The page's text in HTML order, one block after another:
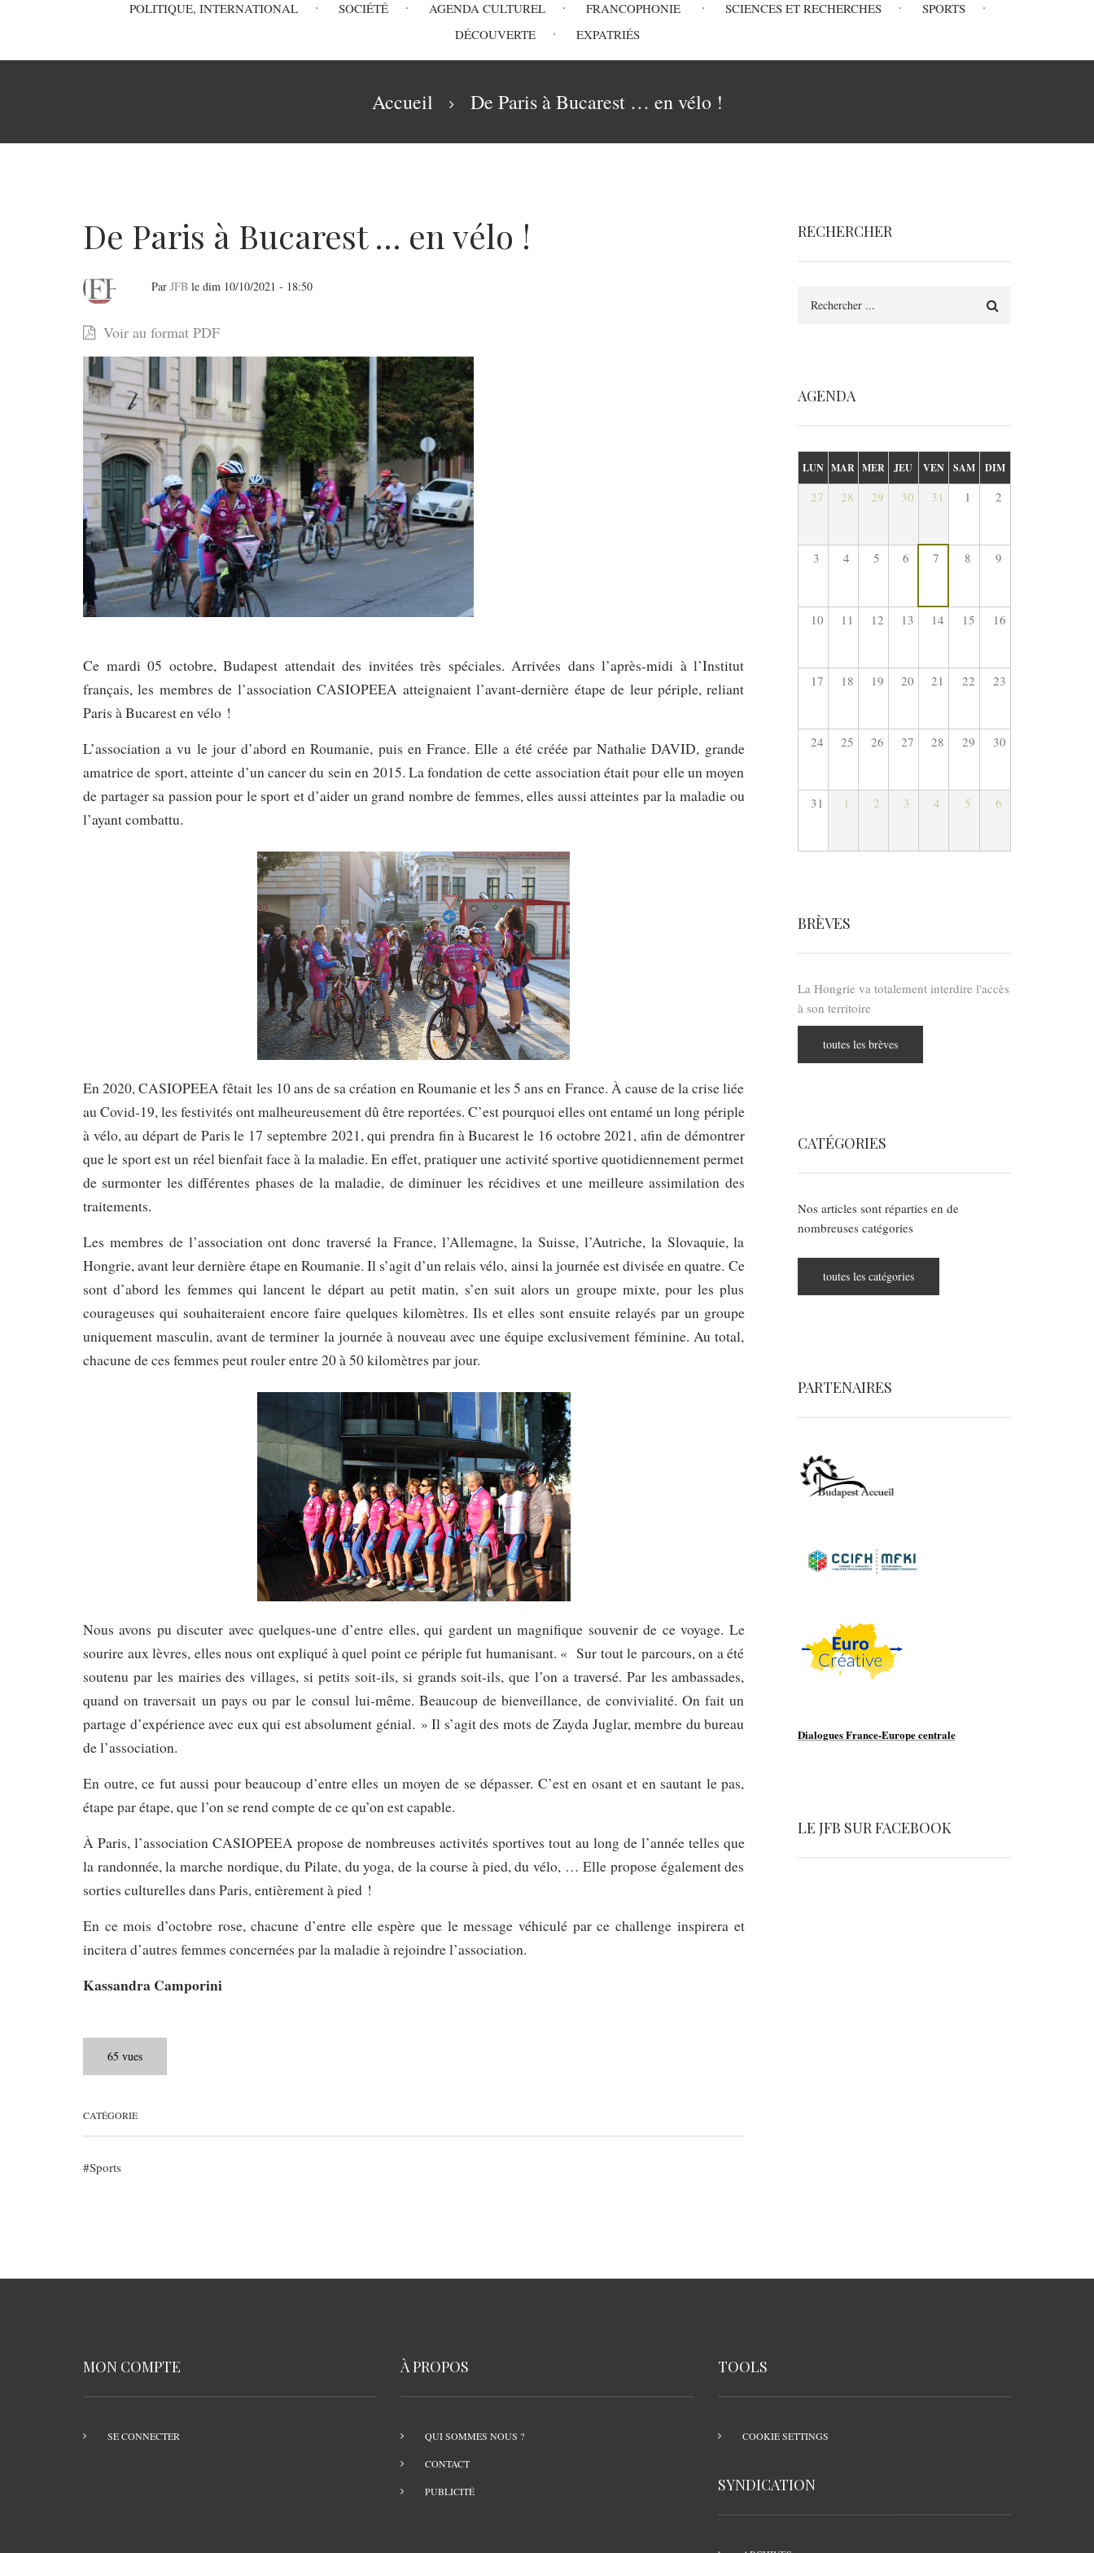
MainPOLITIQUE, INTERNATIONAL SOCIÉTÉ AGENDA CULTUREL FRANCOPHONIE SCIENCES ET RECHERCHES
SPORTS
DÉCOUVERTE
EXPATRIÉS
Accueil De Paris à Bucarest … en vélo !
De Paris à Bucarest … en vélo !
De
Paris
à
Bucarest
…
en
vélo
!
Par JFB le dim 10/10/2021 - 18:50
Voir au format PDF
Ce mardi 05 octobre, Budapest attendait des invitées très spéciales. Arrivées dans l’après-midi à l’Institut
français, les membres de l’association CASIOPEEA atteignaient l’avant-dernière étape de leur périple, reliant
Paris à Bucarest en vélo !
L’association a vu le jour d’abord en Roumanie, puis en France. Elle a été créée par Nathalie DAVID, grande
amatrice de sport, atteinte d’un cancer du sein en 2015. La fondation de cette association était pour elle un moyen
de partager sa passion pour le sport et d’aider un grand nombre de femmes, elles aussi atteintes par la maladie ou
l’ayant combattu.
En 2020, CASIOPEEA fêtait les 10 ans de sa création en Roumanie et les 5 ans en France. À cause de la crise liée
au Covid-19, les festivités ont malheureusement dû être reportées. C’est pourquoi elles ont entamé un long périple
à vélo, au départ de Paris le 17 septembre 2021, qui prendra fin à Bucarest le 16 octobre 2021, afin de démontrer
que le sport est un réel bienfait face à la maladie. En effet, pratiquer une activité sportive quotidiennement permet
de surmonter les différentes phases de la maladie, de diminuer les récidives et une meilleure assimilation des
traitements.
Les membres de l’association ont donc traversé la France, l’Allemagne, la Suisse, l’Autriche, la Slovaquie, la
Hongrie, avant leur dernière étape en Roumanie. Il s’agit d’un relais vélo, ainsi la journée est divisée en quatre. Ce
sont d’abord les femmes qui lancent le départ au petit matin, s’en suit alors un groupe mixte, pour les plus
courageuses qui souhaiteraient encore faire quelques kilomètres. Ils et elles sont ensuite relayés par un groupe
uniquement masculin, avant de terminer la journée à nouveau avec une équipe exclusivement féminine. Au total,
chacune de ces femmes peut rouler entre 20 à 50 kilomètres par jour.
Nous avons pu discuter avec quelques-une d’entre elles, qui gardent un magnifique souvenir de ce voyage. Le
sourire aux lèvres, elles nous ont expliqué à quel point ce périple fut humanisant. « Sur tout le parcours, on a été
soutenu par les mairies des villages, si petits soit-ils, si grands soit-ils, que l’on a traversé. Par les ambassades,
quand on traversait un pays ou par le consul lui-même. Beaucoup de bienveillance, de convivialité. On fait un
partage d’expérience avec eux qui est absolument génial. » Il s’agit des mots de Zayda Juglar, membre du bureau
de l’association.
En outre, ce fut aussi pour beaucoup d’entre elles un moyen de se dépasser. C’est en osant et en sautant le pas,
étape par étape, que l’on se rend compte de ce qu’on est capable.
À Paris, l’association CASIOPEEA propose de nombreuses activités sportives tout au long de l’année telles que
la randonnée, la marche nordique, du Pilate, du yoga, de la course à pied, du vélo, … Elle propose également des
sorties culturelles dans Paris, entièrement à pied !
En ce mois d’octobre rose, chacune d’entre elle espère que le message véhiculé par ce challenge inspirera et
incitera d’autres femmes concernées par la maladie à rejoindre l’association.
Kassandra Camporini
65 vues
CATÉGORIE
Sports
RECHERCHER
AGENDA
LUN MAR MER JEU VEN SAM DIM
27 28 29 30 31 1 2
3 4 5 6 7 8 9
10 11 12 13 14 15 16
17 18 19 20 21 22 23
24 25 26 27 28 29 30
31 1 2 3 4 5 6
BRÈVES
La Hongrie va totalement interdire l'accès
à son territoire
toutes les brèves
CATÉGORIES
Nos articles sont réparties en de
nombreuses catégories
toutes les catégories
PARTENAIRES
Dialogues France-Europe centrale
LE JFB SUR FACEBOOK
MON COMPTE
SE CONNECTER
À PROPOS
QUI SOMMES NOUS ?
CONTACT
PUBLICITÉ
TOOLS
COOKIE SETTINGS
SYNDICATION